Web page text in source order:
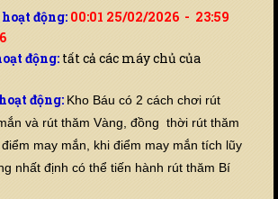
động: 00:01 25/02/2026 - 23:59
động: tất cả các máy chủ của
động: Kho Báu có 2 cách chơi rút
và rút thăm Vàng, đồng thời rút thăm
may mắn, khi điểm may mắn tích lũy
nhất định có thể tiến hành rút thăm Bí